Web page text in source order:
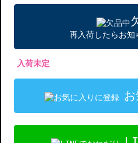
再入荷したらお知
入荷未定